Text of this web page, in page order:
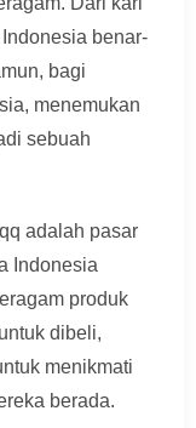
benar-
bagi
menemukan
sebuah
adalah pasar
Indonesia
produk
dibeli,
menikmati
berada.